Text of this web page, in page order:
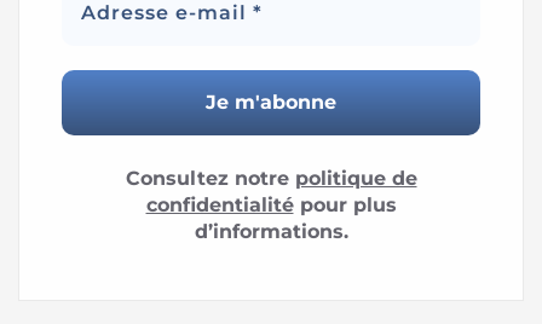
Consultez notre politique de
confidentialitépour plus
d’informations.